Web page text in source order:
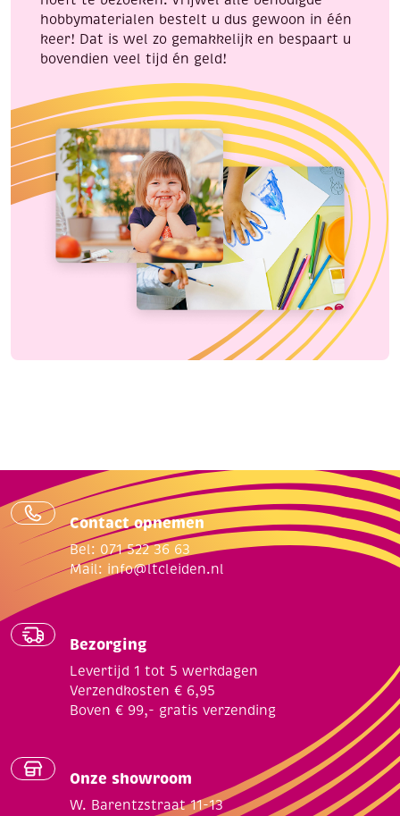
hobbymaterialen bestelt u dus gewoon in één
keer! Dat is wel zo gemakkelijk en bespaart u
bovendien veel tijd én geld!
Contact opnemen
Bel: 071 522 36 63
Mail: info@ltcleiden.nl
Bezorging
Levertijd 1 tot 5 werkdagen
Verzendkosten € 6,95
Boven € 99,- gratis verzending
Onze showroom
W. Barentzstraat 11-13